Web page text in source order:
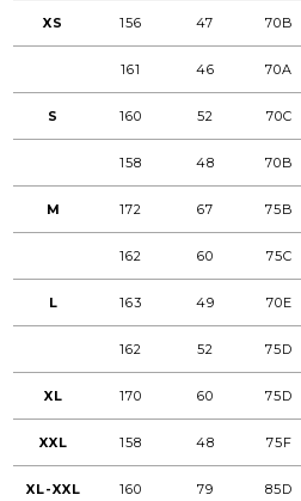
XS 156 47 70B
161 46 70A
S 160 52 70C
158 48 70B
M 172 67 75B
162 60 75C
L 163 49 70E
162 52 75D
XL 170 60 75D
XXL 158 48 75F
XL-XXL 160 79 85D